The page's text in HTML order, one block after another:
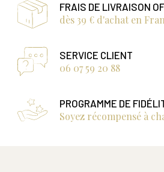
FRAIS DE LIVRAISON
dès 39 € d'achat en
SERVICE CLIENT
06 07 59 20 88
PROGRAMME DE
Soyez récompensé à